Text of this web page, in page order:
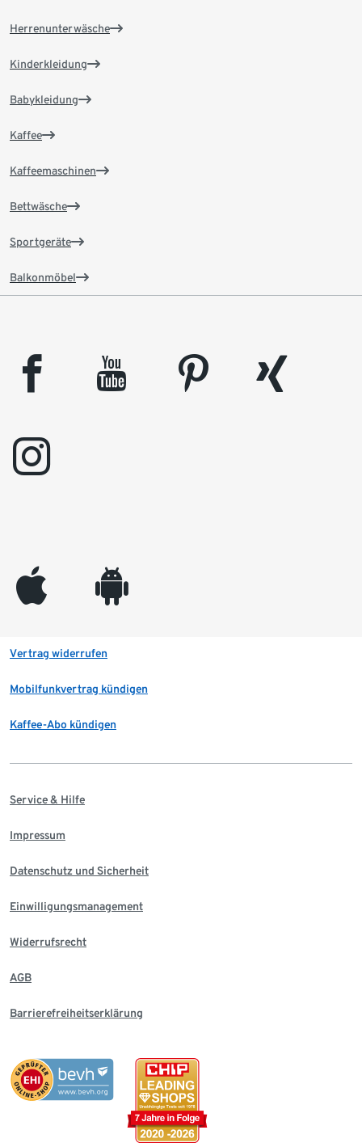
Herrenunterwäsche
Kinderkleidung
Babykleidung
Kaffee
Kaffeemaschinen
Bettwäsche
Sportgeräte
Balkonmöbel
facebook youtube pinterest
xing
instagram
appleinc android
Vertrag widerrufen
Mobilfunkvertrag kündigen
Kaffee-Abo kündigen
Service & Hilfe
Impressum
Datenschutz und Sicherheit
Einwilligungsmanagement
Widerrufsrecht
AGB
Barrierefreiheitserklärung